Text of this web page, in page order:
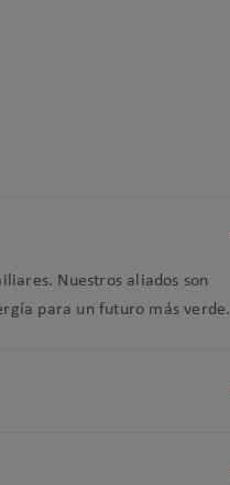
Nuestros aliados son
para un futuro más verde.